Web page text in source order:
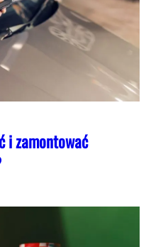
i zamontować